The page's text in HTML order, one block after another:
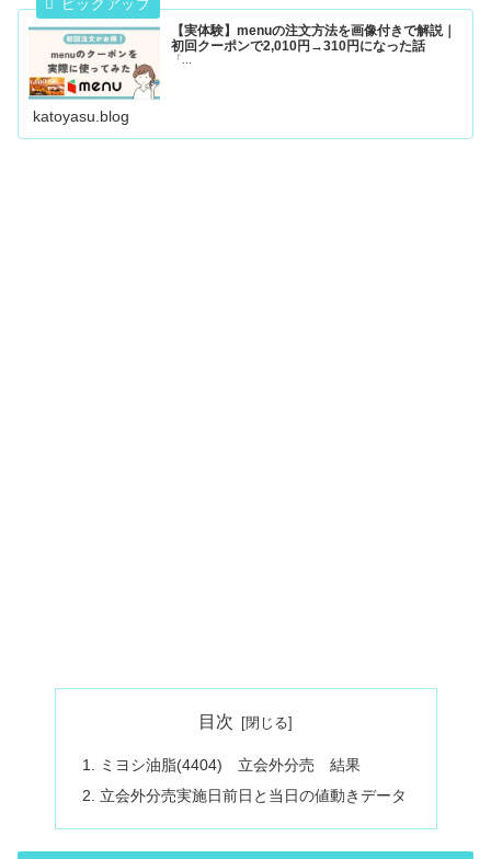
【実体験】menuの注文方法を画像付きで解説｜
初回クーポンで2,010円→310円になった話
「...
katoyasu.blog
目次
ミヨシ油脂(4404) 立会外分売 結果
立会外分売実施日前日と当日の値動きデータ